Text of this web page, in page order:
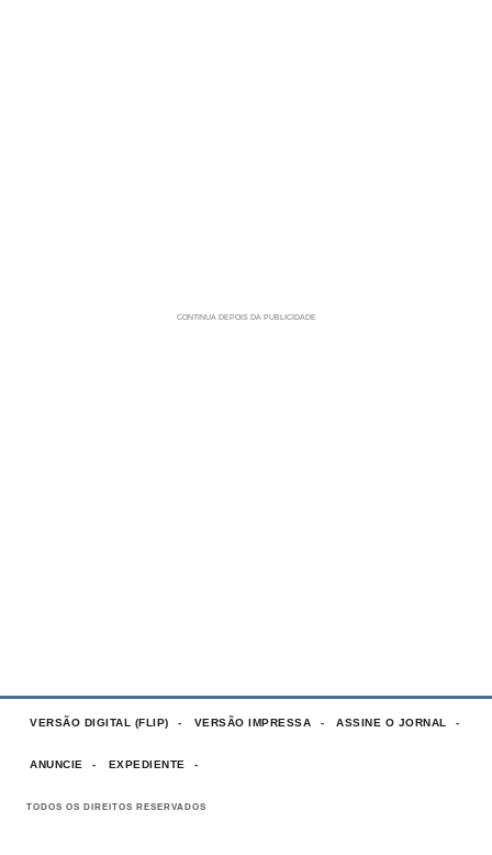
VERSÃO DIGITAL (FLIP) VERSÃO IMPRESSA ASSINE O JORNAL
ANUNCIE EXPEDIENTE
TODOS OS DIREITOS RESERVADOS